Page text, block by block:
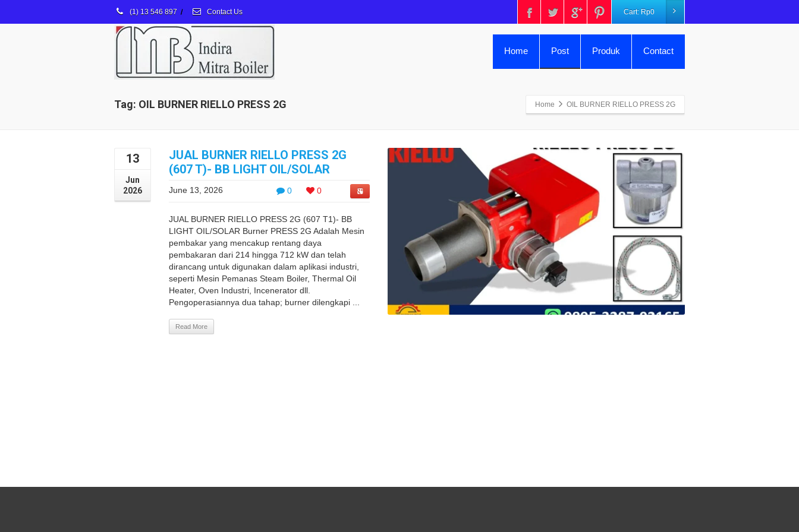
(1) 13 546 897 / Contact Us Cart: Rp0
Home Post Produk Contact
Tag: OIL BURNER RIELLO PRESS 2G Home OIL BURNER RIELLO PRESS 2G
13
Jun
2026
JUAL BURNER RIELLO PRESS 2G
(607 T)- BB LIGHT OIL/SOLAR
0 0
June 13, 2026
JUAL BURNER RIELLO PRESS 2G (607 T1)- BB
LIGHT OIL/SOLAR Burner PRESS 2G Adalah Mesin
pembakar yang mencakup rentang daya
pembakaran dari 214 hingga 712 kW dan telah
dirancang untuk digunakan dalam aplikasi industri,
seperti Mesin Pemanas Steam Boiler, Thermal Oil
Heater, Oven Industri, Incenerator dll.
Pengoperasiannya dua tahap; burner dilengkapi ...
Read More